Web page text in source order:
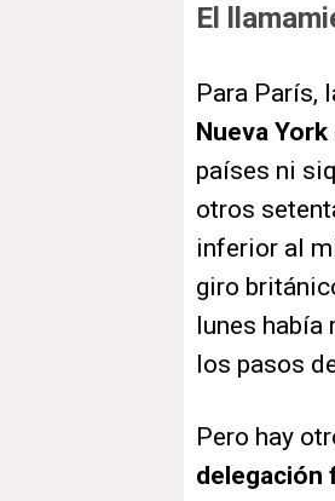
El
Para París,
Nueva
países ni
otros
inferior al
giro
lunes
los pasos
Pero hay
delegación